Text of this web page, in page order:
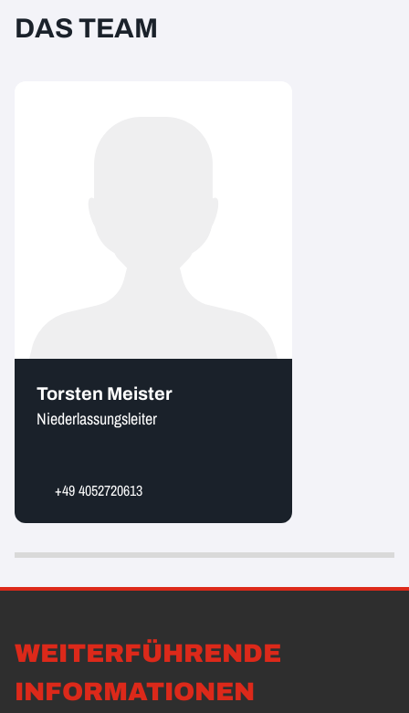
DAS TEAM
Torsten Meister
Niederlassungsleiter
+49 4052720613
WEITERFÜHRENDE
INFORMATIONEN